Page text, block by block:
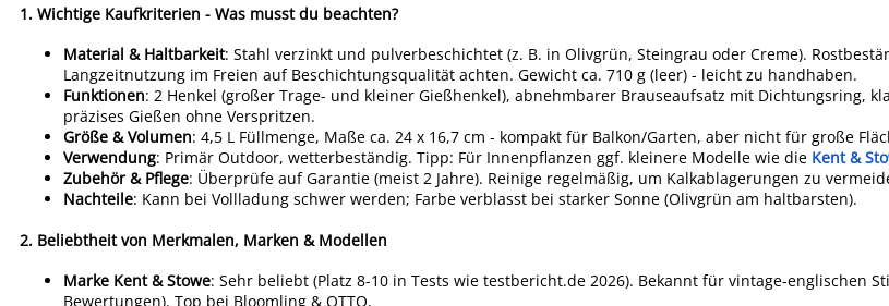
1. Wichtige Kaufkriterien - Was musst du beachten?
Material & Haltbarkeit: Stahl verzinkt und pulverbeschichtet (z. B. in Olivgrün, Steingrau oder Creme).
Langzeitnutzung im Freien auf Beschichtungsqualität achten. Gewicht ca. 710 g (leer) - leicht zu handhaben.
Funktionen: 2 Henkel (großer Trage- und kleiner Gießhenkel), abnehmbarer Brauseaufsatz mit Dichtungsring,
präzises Gießen ohne Verspritzen.
Größe & Volumen: 4,5 L Füllmenge, Maße ca. 24 x 16,7 cm - kompakt für Balkon/Garten, aber nicht für große
Verwendung: Primär Outdoor, wetterbeständig. Tipp: Für Innenpflanzen ggf. kleinere Modelle wie die Kent &
Zubehör & Pflege: Überprüfe auf Garantie (meist 2 Jahre). Reinige regelmäßig, um Kalkablagerungen zu
Nachteile: Kann bei Vollladung schwer werden; Farbe verblasst bei starker Sonne (Olivgrün am haltbarsten).
2. Beliebtheit von Merkmalen, Marken & Modellen
Marke Kent & Stowe: Sehr beliebt (Platz 8-10 in Tests wie testbericht.de 2026). Bekannt für vintage-englischen
Bewertungen). Top bei Bloomling & OTTO.